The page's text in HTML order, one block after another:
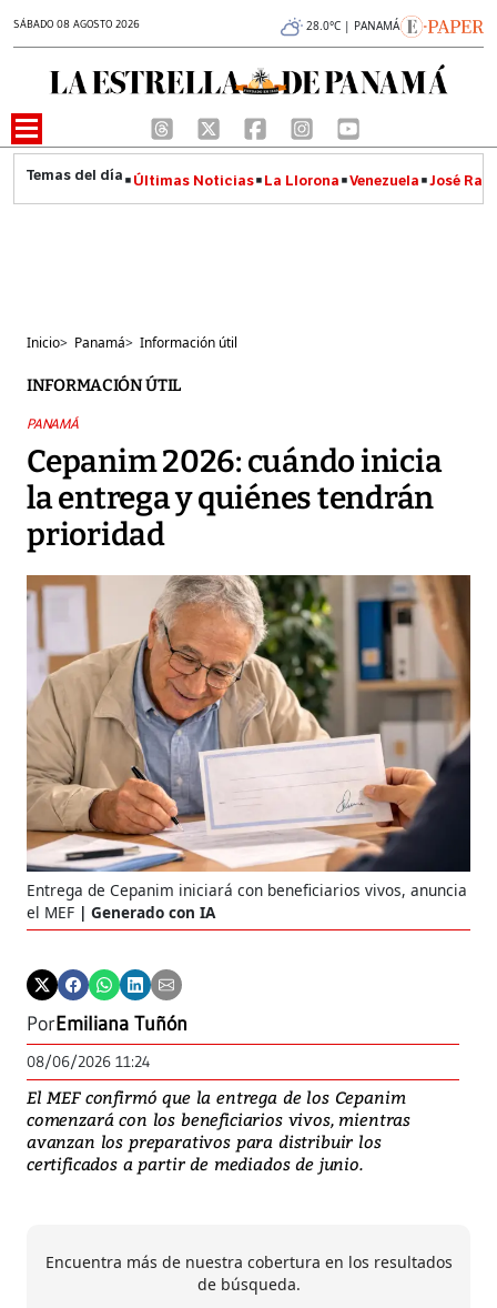
SÁBADO 08 AGOSTO 2026 28.0°C | PANAMÁ
Últimas Noticias La Llorona Venezuela José
Inicio> Panamá> Información útil
INFORMACIÓN ÚTIL
PANAMÁ
Cepanim 2026: cuándo inicia
la entrega y quiénes tendrán
prioridad
Entrega de Cepanim iniciará con beneficiarios vivos, anuncia
el MEF
Generado con IA
PorEmiliana Tuñón
08/06/2026 11:24
El MEF confirmó que la entrega de los Cepanim
comenzará con los beneficiarios vivos, mientras
avanzan los preparativos para distribuir los
certificados a partir de mediados de junio.
Encuentra más de nuestra cobertura en los resultados
de búsqueda.